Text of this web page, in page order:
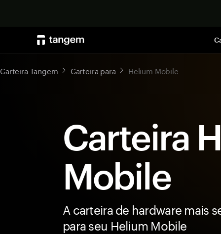
Carteira Tangem Carteira para Helium Mobile
Carteira
Mobile
A carteira de hardware mais
para seu Helium Mobile